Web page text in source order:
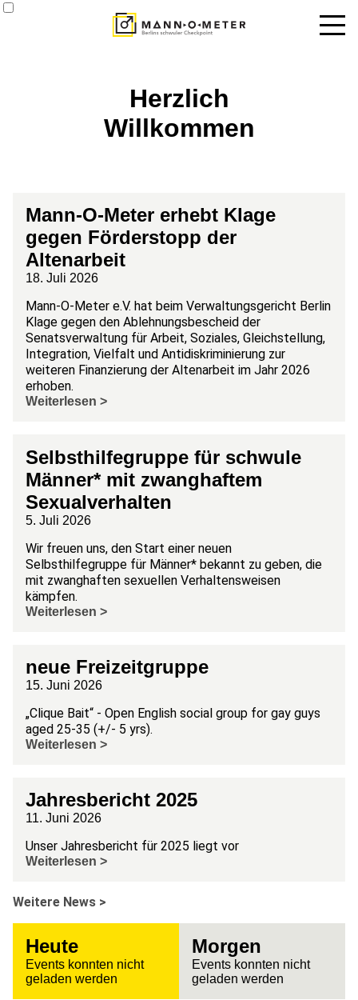
Termine
Angebote
Datenbank
Kontakt
Herzlich
Willkommen
Mann-O-Meter erhebt Klage
gegen Förderstopp der
Altenarbeit
18. Juli 2026
Mann-O-Meter e.V. hat beim Verwaltungsgericht Berlin
Klage gegen den Ablehnungsbescheid der
Senatsverwaltung für Arbeit, Soziales, Gleichstellung,
Integration, Vielfalt und Antidiskriminierung zur
weiteren Finanzierung der Altenarbeit im Jahr 2026
erhoben.
Weiterlesen >
Selbsthilfegruppe für schwule
Männer* mit zwanghaftem
Sexualverhalten
5. Juli 2026
Wir freuen uns, den Start einer neuen
Selbsthilfegruppe für Männer* bekannt zu geben, die
mit zwanghaften sexuellen Verhaltensweisen
kämpfen.
Weiterlesen >
neue Freizeitgruppe
15. Juni 2026
„Clique Bait“ - Open English social group for gay guys
aged 25-35 (+/- 5 yrs).
Weiterlesen >
Jahresbericht 2025
11. Juni 2026
Unser Jahresbericht für 2025 liegt vor
Weiterlesen >
Weitere News >
Heute
Events konnten nicht
geladen werden
Morgen
Events konnten nicht
geladen werden